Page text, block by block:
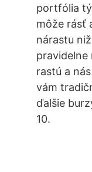
portfólia
môže rásť
nárastu
rastú a
vám
ďalšie
10.